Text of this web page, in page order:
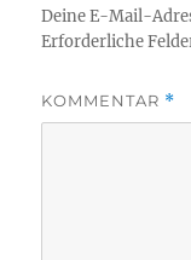
Deine E-Mail-
Erforderliche
KOMMENTAR *